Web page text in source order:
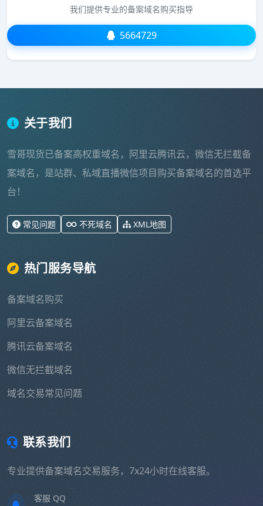
我们提供专业的备案域名购买指导
5664729
关于我们
雪哥现货已备案高权重域名，阿里云腾讯云，微信无拦截备
案域名，是站群、私域直播微信项目购买备案域名的首选平
台！
常见问题 不死域名 XML地图
热门服务导航
备案域名购买
阿里云备案域名
腾讯云备案域名
微信无拦截域名
域名交易常见问题
联系我们
专业提供备案域名交易服务，7x24小时在线客服。
客服 QQ